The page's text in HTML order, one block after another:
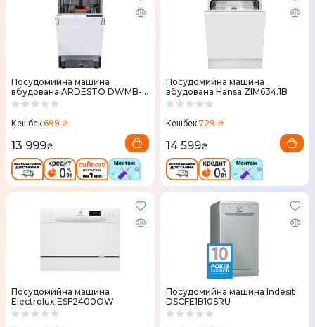
Посудомийна машина
вбудована ARDESTO DWMB-
V4573
Кешбек699 ₴
13 999₴
Посудомийна машина
вбудована Hansa ZIM634.1B
Кешбек729 ₴
14 599₴
Посудомийна машина
Electrolux ESF2400OW
Посудомийна машина Indesit
DSCFE1B10SRU